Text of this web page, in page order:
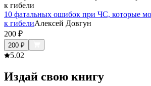
10 фатальных ошибок при ЧС, которые
к гибелиАлексей Довгун
200 ₽
200 ₽
5.02
Издай свою книгу